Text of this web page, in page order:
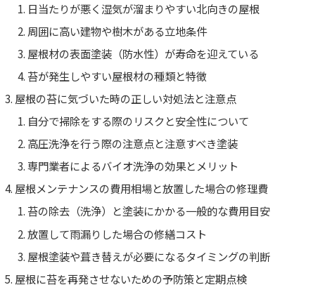
日当たりが悪く湿気が溜まりやすい北向きの屋根
周囲に高い建物や樹木がある立地条件
屋根材の表面塗装（防水性）が寿命を迎えている
苔が発生しやすい屋根材の種類と特徴
屋根の苔に気づいた時の正しい対処法と注意点
自分で掃除をする際のリスクと安全性について
高圧洗浄を行う際の注意点と注意すべき塗装
専門業者によるバイオ洗浄の効果とメリット
屋根メンテナンスの費用相場と放置した場合の修理費
苔の除去（洗浄）と塗装にかかる一般的な費用目安
放置して雨漏りした場合の修繕コスト
屋根塗装や葺き替えが必要になるタイミングの判断
屋根に苔を再発させないための予防策と定期点検